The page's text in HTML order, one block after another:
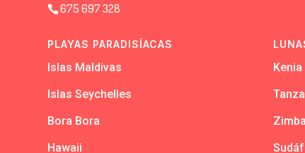
675 697 328
PLAYAS PARADISÍACAS
Islas Maldivas
Islas Seychelles
Bora Bora
Hawaii
Kenia